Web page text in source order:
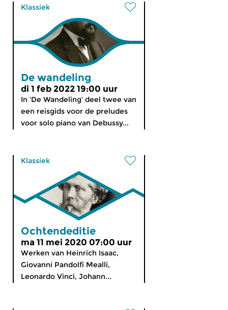
Klassiek
De wandeling
di 1 feb 2022 19:00 uur
In ‘De Wandeling’ deel twee van
een reisgids voor de preludes
voor solo piano van Debussy...
Klassiek
Ochtendeditie
ma 11 mei 2020 07:00 uur
Werken van Heinrich Isaac,
Giovanni Pandolfi Mealli,
Leonardo Vinci, Johann...